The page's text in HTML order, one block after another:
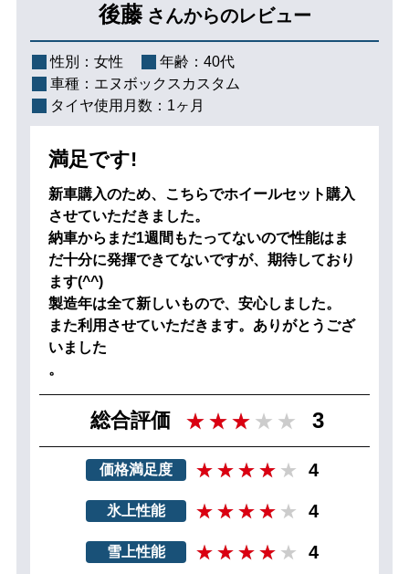
後藤 さんからのレビュー
性別： 女性 年齢： 40代
車種： エヌボックスカスタム
タイヤ使用月数： 1ヶ月
満足です!
新車購入のため、こちらでホイールセット購入
させていただきました。
納車からまだ1週間もたってないので性能はま
だ十分に発揮できてないですが、期待しており
ます(^^)
製造年は全て新しいもので、安心しました。
また利用させていただきます。ありがとうござ
いました
。
総合評価 3
価格満足度 4
氷上性能 4
雪上性能 4